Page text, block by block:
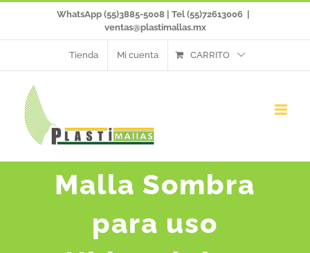
WhatsApp (55)3885-5008 | Tel (55)72613006
ventas@plastimallas.mx
Tienda Mi cuenta CARRITO
Malla Sombra
para uso